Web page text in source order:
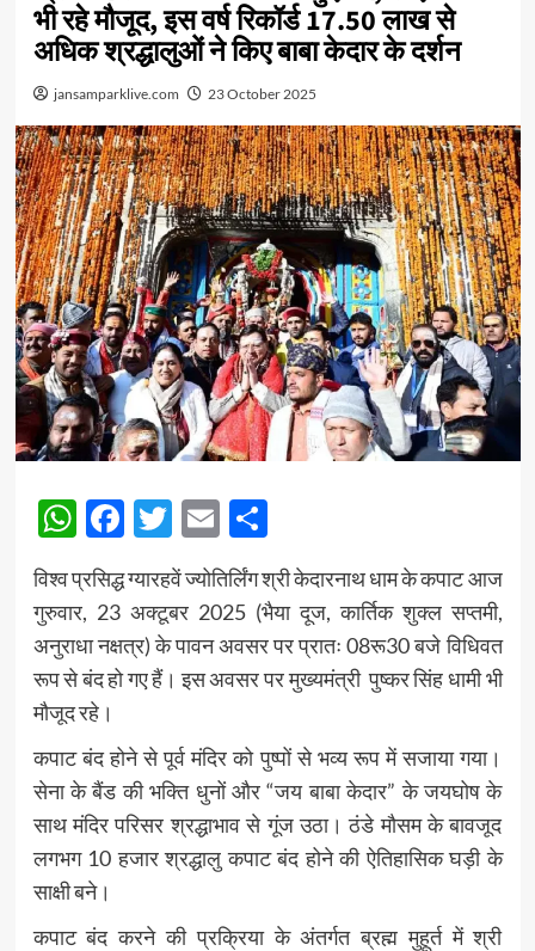
भी रहे मौजूद, इस वर्ष रिकॉर्ड 17.50 लाख से
अधिक श्रद्धालुओं ने किए बाबा केदार के दर्शन
jansamparklive.com 23 October 2025
WhatsApp
Facebook
Twitter
EmailShare
विश्व प्रसिद्ध ग्यारहवें ज्योतिर्लिंग श्री केदारनाथ धाम के कपाट आज
गुरुवार, 23 अक्टूबर 2025 (भैया दूज, कार्तिक शुक्ल सप्तमी,
अनुराधा नक्षत्र) के पावन अवसर पर प्रातः 08रू30 बजे विधिवत
रूप से बंद हो गए हैं। इस अवसर पर मुख्यमंत्री पुष्कर सिंह धामी भी
मौजूद रहे।
कपाट बंद होने से पूर्व मंदिर को पुष्पों से भव्य रूप में सजाया गया।
सेना के बैंड की भक्ति धुनों और “जय बाबा केदार” के जयघोष के
साथ मंदिर परिसर श्रद्धाभाव से गूंज उठा। ठंडे मौसम के बावजूद
लगभग 10 हजार श्रद्धालु कपाट बंद होने की ऐतिहासिक घड़ी के
साक्षी बने।
कपाट बंद करने की प्रक्रिया के अंतर्गत ब्रह्म मुहूर्त में श्री